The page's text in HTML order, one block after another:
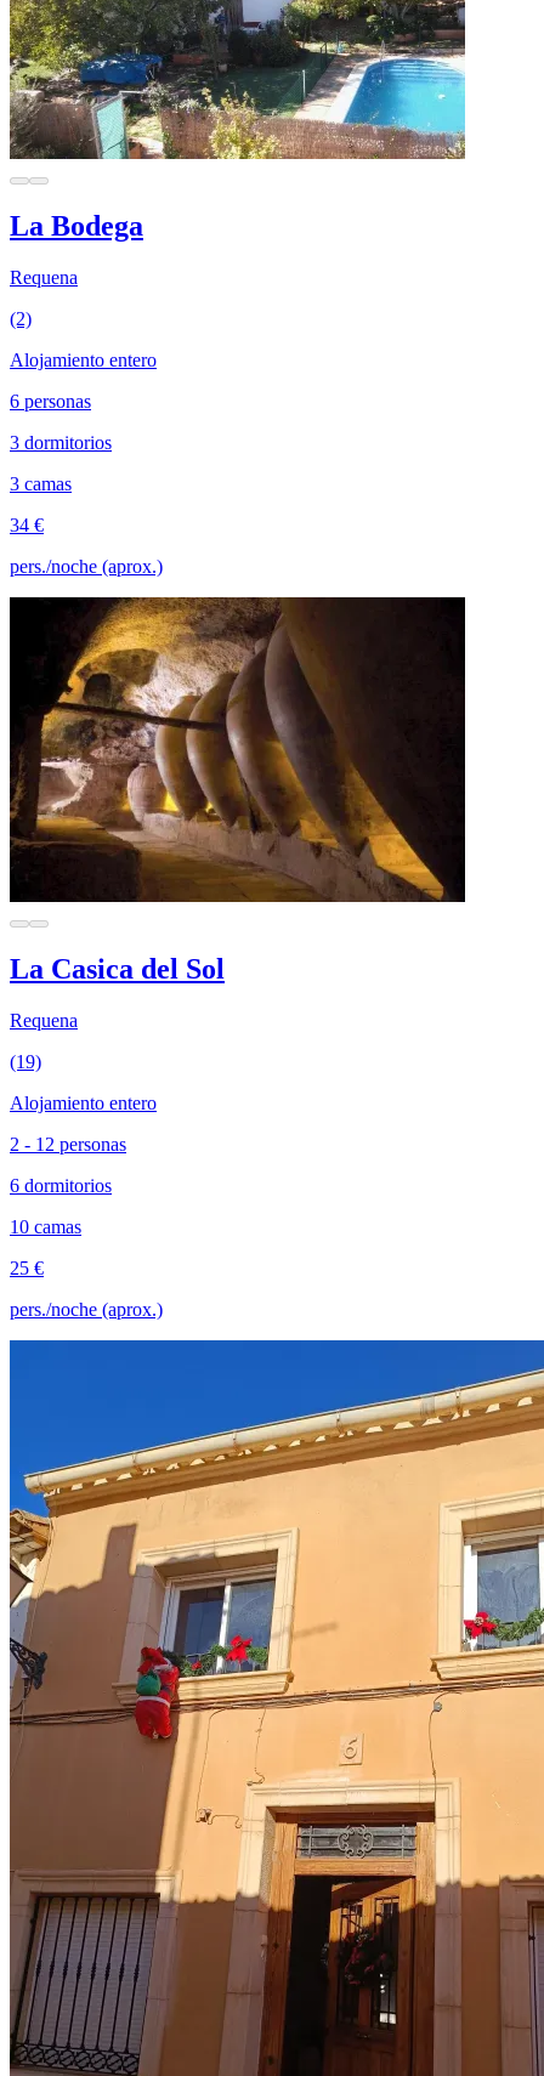
La Bodega
Requena
(2)
Alojamiento entero
6 personas
3 dormitorios
3 camas
34 €
pers./noche (aprox.)
La Casica del Sol
Requena
(19)
Alojamiento entero
2 - 12 personas
6 dormitorios
10 camas
25 €
pers./noche (aprox.)